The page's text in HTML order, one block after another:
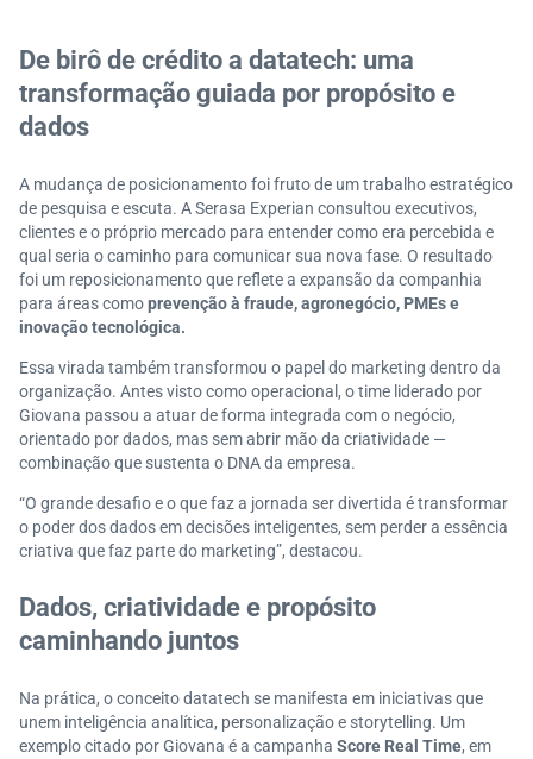
De birô de crédito a datatech: uma
transformação guiada por propósito e
dados
A mudança de posicionamento foi fruto de um trabalho estratégico
de pesquisa e escuta. A Serasa Experian consultou executivos,
clientes e o próprio mercado para entender como era percebida e
qual seria o caminho para comunicar sua nova fase. O resultado
foi um reposicionamento que reflete a expansão da companhia
para áreas comoprevenção à fraude, agronegócio, PMEs e
inovação tecnológica.
Essa virada também transformou o papel do marketing dentro da
organização. Antes visto como operacional, o time liderado por
Giovana passou a atuar de forma integrada com o negócio,
orientado por dados, mas sem abrir mão da criatividade —
combinação que sustenta o DNA da empresa.
“O grande desafio e o que faz a jornada ser divertida é transformar
o poder dos dados em decisões inteligentes, sem perder a essência
criativa que faz parte do marketing”, destacou.
Dados, criatividade e propósito
caminhando juntos
Na prática, o conceito datatech se manifesta em iniciativas que
unem inteligência analítica, personalização e storytelling. Um
exemplo citado por Giovana é a campanha Score Real Time, em